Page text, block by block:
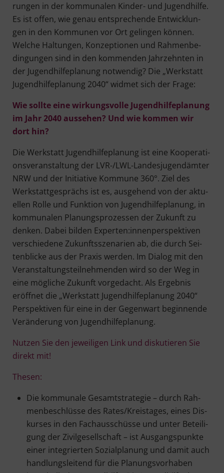
run­gen in der kom­mu­na­len Kin­der- und Jugend­hil­fe.
Es ist offen, wie genau ent­spre­chen­de Ent­wick­lun­
gen in den Kom­mu­nen vor Ort gelin­gen kön­nen.
Wel­che Hal­tun­gen, Kon­zep­tio­nen und Rah­men­be­
din­gun­gen sind in den kom­men­den Jahr­zehn­ten in
der Jugend­hil­fe­pla­nung not­wen­dig? Die „Werk­statt
Jugend­hil­fe­pla­nung 2040“ wid­met sich der Frage:
Wie soll­te eine wir­kungs­vol­le Jugend­hil­fe­pla­nung
im Jahr 2040 aus­se­hen? Und wie kom­men wir
dort hin?
Die Werk­statt Jugend­hil­fe­pla­nung ist eine Koope­ra­ti­
ons­ver­an­stal­tung der LVR-/LWL-Lan­des­ju­gend­äm­ter
NRW und der Initia­ti­ve Kom­mu­ne 360°. Ziel des
Werk­statt­ge­sprächs ist es, aus­ge­hend von der aktu­
el­len Rol­le und Funk­ti­on von Jugend­hil­fe­pla­nung, in
kom­mu­na­len Pla­nungs­pro­zes­sen der Zukunft zu
den­ken. Dabei bil­den Experten:innenperspektiven
ver­schie­de­ne Zukunfts­sze­na­ri­en ab, die durch Sei­
ten­bli­cke aus der Pra­xis wer­den. Im Dia­log mit den
Ver­an­stal­tungs­teil­neh­men­den wird so der Weg in
eine mög­li­che Zukunft vor­ge­dacht. Als Ergeb­nis
eröff­net die „Werk­statt Jugend­hil­fe­pla­nung 2040“
Per­spek­ti­ven für eine in der Gegen­wart begin­nen­de
Ver­än­de­rung von Jugendhilfeplanung.
Nut­zen Sie den jewei­li­gen Link und dis­ku­tie­ren Sie
direkt mit!
The­sen:
Die kom­mu­na­le Gesamt­stra­te­gie – durch Rah­
men­be­schlüs­se des Rates/Kreistages, eines Dis­
kur­ses in den Fach­aus­schüs­se und unter Betei­li­
gung der Zivil­ge­sell­schaft – ist Aus­gangs­punk­te
einer inte­grier­ten Sozi­al­pla­nung und damit auch
hand­lungs­lei­tend für die Pla­nungs­vor­ha­ben